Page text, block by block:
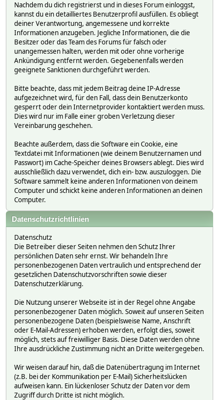
Nachdem du dich registrierst und in dieses Forum einloggst,
kannst du ein detailliertes Benutzerprofil ausfüllen. Es obliegt
deiner Verantwortung, angemessene und korrekte
Informationen anzugeben. Jegliche Informationen, die die
Besitzer oder das Team des Forums für falsch oder
unangemessen halten, werden mit oder ohne vorherige
Ankündigung entfernt werden. Gegebenenfalls werden
geeignete Sanktionen durchgeführt werden.
Bitte beachte, dass mit jedem Beitrag deine IP-Adresse
aufgezeichnet wird, für den Fall, dass dein Benutzerkonto
gesperrt oder dein Internetprovider kontaktiert werden muss.
Dies wird nur im Falle einer groben Verletzung dieser
Vereinbarung geschehen.
Beachte außerdem, dass die Software ein Cookie, eine
Textdatei mit Informationen (wie deinem Benutzernamen und
Passwort) im Cache-Speicher deines Browsers ablegt. Dies wird
ausschließlich dazu verwendet, dich ein- bzw. auszuloggen. Die
Software sammelt keine anderen Informationen von deinem
Computer und schickt keine anderen Informationen an deinen
Computer.
Datenschutzrichtlinien
Datenschutz
Die Betreiber dieser Seiten nehmen den Schutz Ihrer
persönlichen Daten sehr ernst. Wir behandeln Ihre
personenbezogenen Daten vertraulich und entsprechend der
gesetzlichen Datenschutzvorschriften sowie dieser
Datenschutzerklärung.
Die Nutzung unserer Webseite ist in der Regel ohne Angabe
personenbezogener Daten möglich. Soweit auf unseren Seiten
personenbezogene Daten (beispielsweise Name, Anschrift
oder E-Mail-Adressen) erhoben werden, erfolgt dies, soweit
möglich, stets auf freiwilliger Basis. Diese Daten werden ohne
Ihre ausdrückliche Zustimmung nicht an Dritte weitergegeben.
Wir weisen darauf hin, daß die Datenübertragung im Internet
(z.B. bei der Kommunikation per E-Mail) Sicherheitslücken
aufweisen kann. Ein lückenloser Schutz der Daten vor dem
Zugriff durch Dritte ist nicht möglich.